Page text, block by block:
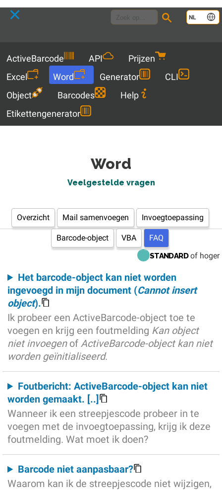
NL
ActiveBarcode API
Prijzen
Excel
Word Generator
CLI
Object
Barcodes
Help
Etikettengenerator
Word
Veelgestelde vragen
Overzicht Mail samenvoegen Invoegtoepassing
Barcode-object VBA FAQ
STANDARDof hoger
Het barcode-object kan niet worden
ingevoegd in mijn document (Cannot insert
object).
Ik probeer een ActiveBarcode-object toe te
voegen en krijg een foutmelding Kan object
niet invoegenof ActiveBarcode-object kan niet
worden geïnitialiseerd.
Foutbericht: ActiveBarcode-object kan niet
worden gemaakt. [..]
Wanneer ik een streepjescode probeer in te
voegen met de invoegtoepassing, krijg ik deze
foutmelding. Wat moet ik doen?
Barcode niet aanpasbaar?
Waarom kan ik de streepjescode niet wijzigen,